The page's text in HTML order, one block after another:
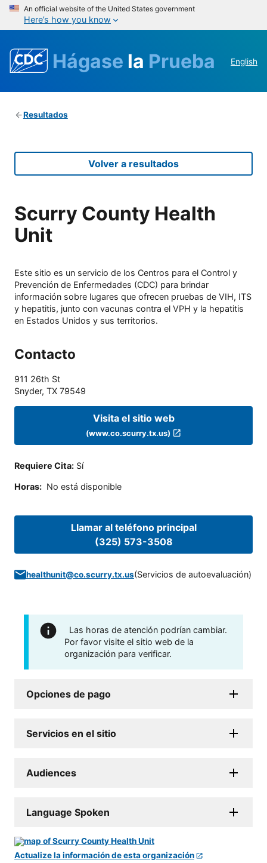
An official website of the United States government
Here’s how you know
Hágase la Prueba English
Resultados
Volver a resultados
Scurry County Health
Unit
Este sitio es un servicio de los Centros para el Control y
Prevención de Enfermedades (CDC) para brindar
información sobre lugares que ofrecen pruebas de VIH, ITS
y hepatitis, junto con vacunas contra el VPH y la hepatitis
en Estados Unidos y sus territorios.
Contacto
911 26th St
Snyder, TX 79549
Visita el sitio web
(www.co.scurry.tx.us)
Requiere Cita: Sí
Horas: No está disponible
Llamar al teléfono principal
(325) 573-3508
healthunit@co.scurry.tx.us(Servicios de autoevaluación)
Las horas de atención podrían cambiar.
Por favor visite el sitio web de la
organización para verificar.
Opciones de pago
Servicios en el sitio
Audiences
Language Spoken
Actualize la información de esta organización